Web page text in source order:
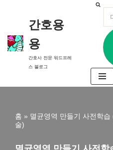
츠
로
간호용
용
간호사 전문 워드프레
스 블로그
홈 » 멸균영역 만들기 사전학
술)